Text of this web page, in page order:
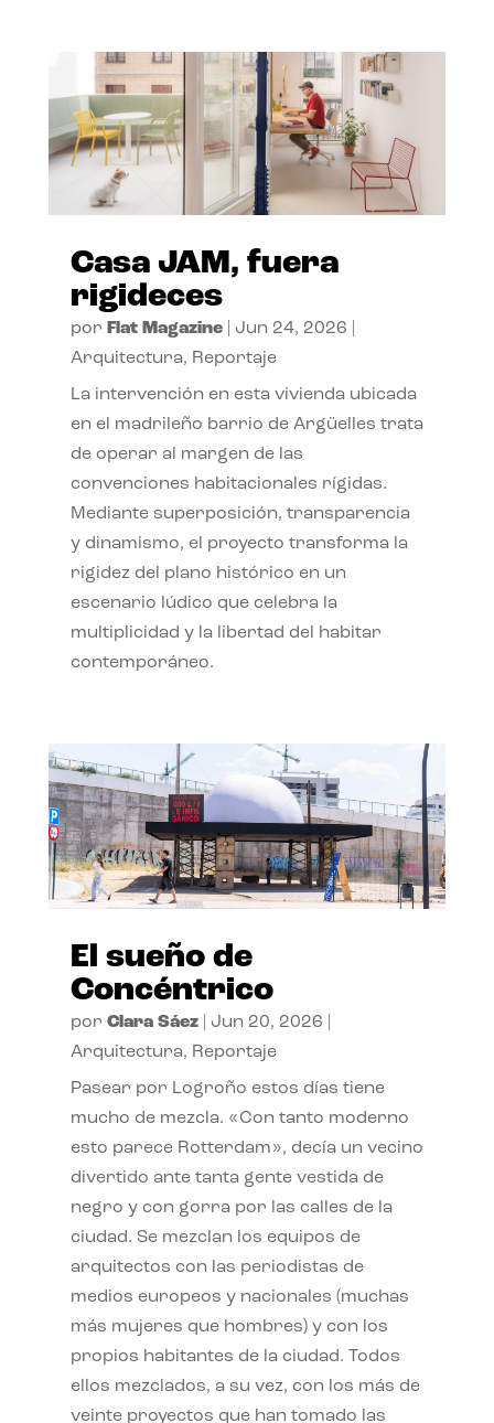
Casa JAM, fuera
rigideces
por Flat Magazine| Jun 24, 2026
Arquitectura, Reportaje
La intervención en esta vivienda ubicada
en el madrileño barrio de Argüelles trata
de operar al margen de las
convenciones habitacionales rígidas.
Mediante superposición, transparencia
y dinamismo, el proyecto transforma la
rigidez del plano histórico en un
escenario lúdico que celebra la
multiplicidad y la libertad del habitar
contemporáneo.
El sueño de
Concéntrico
por Clara Sáez| Jun 20, 2026
Arquitectura, Reportaje
Pasear por Logroño estos días tiene
mucho de mezcla. «Con tanto moderno
esto parece Rotterdam», decía un vecino
divertido ante tanta gente vestida de
negro y con gorra por las calles de la
ciudad. Se mezclan los equipos de
arquitectos con las periodistas de
medios europeos y nacionales (muchas
más mujeres que hombres) y con los
propios habitantes de la ciudad. Todos
ellos mezclados, a su vez, con los más de
veinte proyectos que han tomado las